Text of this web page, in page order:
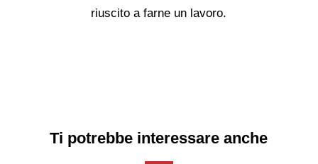
riuscito a farne un lavoro.
Ti potrebbe interessare anche